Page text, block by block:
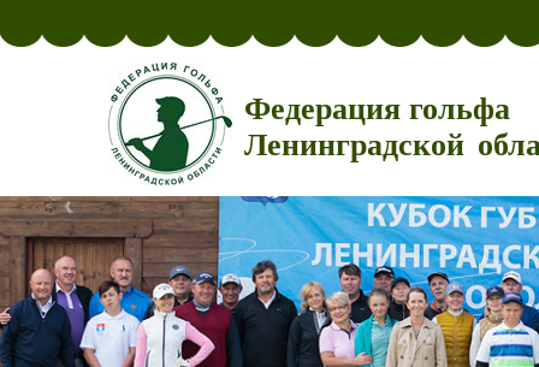
Федерация гольфа
Ленинградской